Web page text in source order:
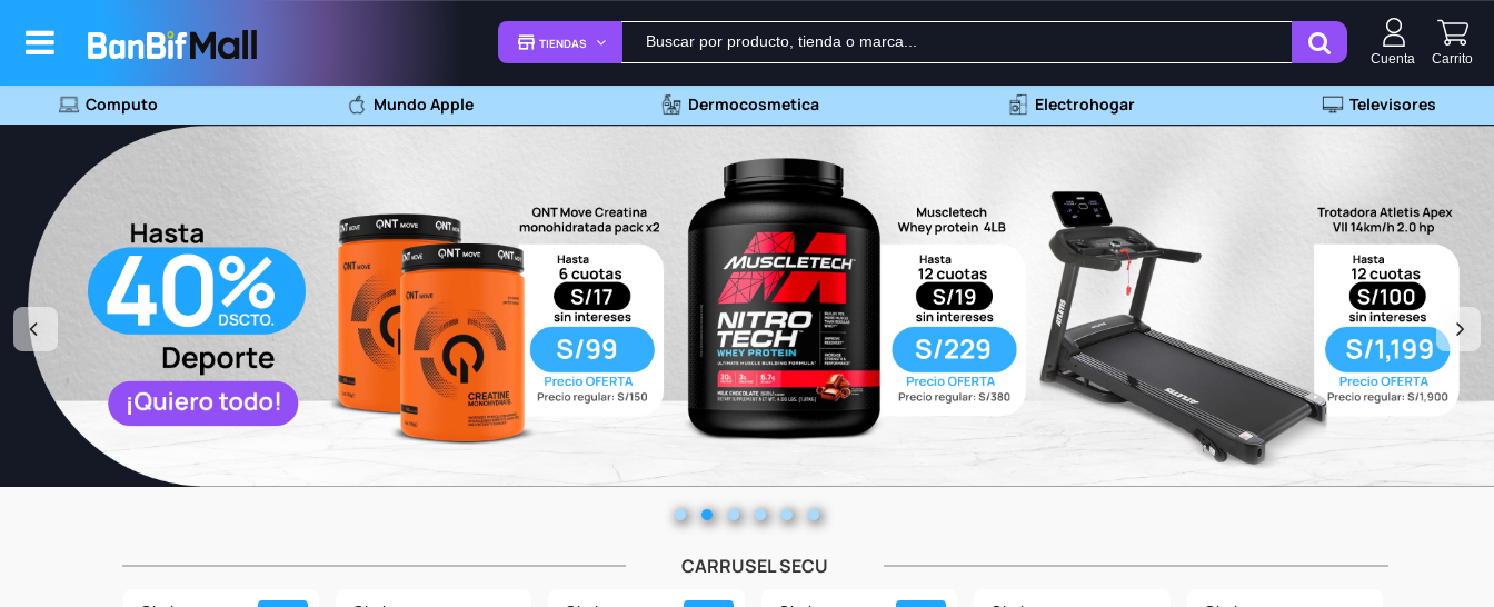
TIENDAS
Cuenta
Carrito
Computo Mundo Apple Dermocosmetica Electrohogar Televisores
CARRUSEL SECU